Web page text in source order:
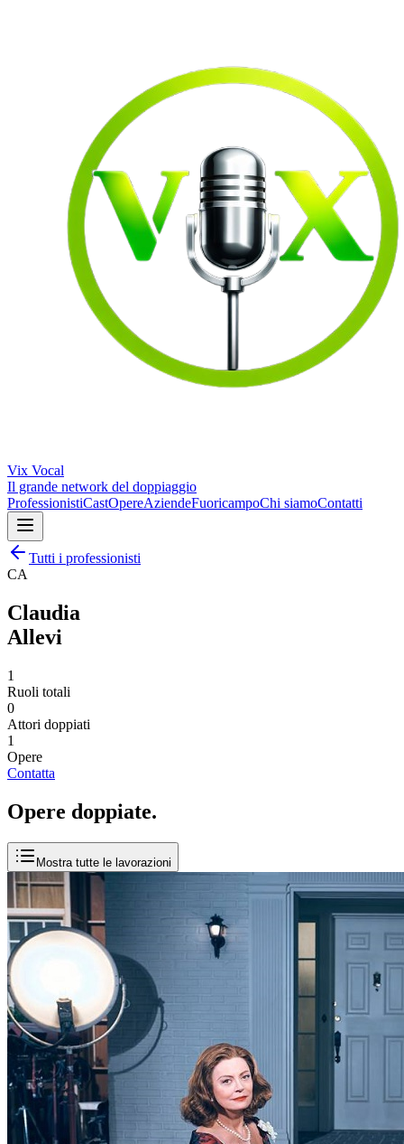
Vix Vocal
Il grande network del doppiaggio
ProfessionistiCastOpereAziendeFuoricampoChi siamoContatti
Tutti i professionisti
CA
Claudia
Allevi
1
Ruoli totali
0
Attori doppiati
1
Opere
Contatta
Opere doppiate.
Mostra tutte le lavorazioni